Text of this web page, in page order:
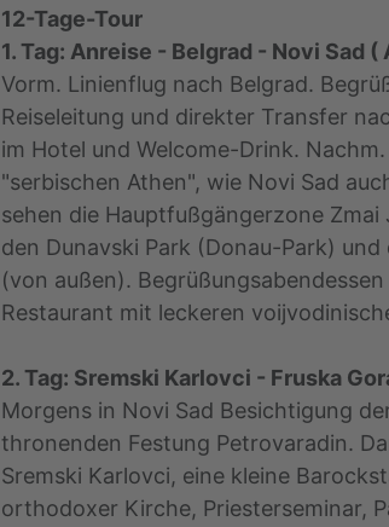
12-Tage-Tour
1. Tag: Anreise - Belgrad - Novi Sad (
Vorm. Linienflug nach Belgrad.
Reiseleitung und direkter Transfer
im Hotel und Welcome-Drink.
"serbischen Athen", wie Novi Sad
sehen die Hauptfußgängerzone Zmai
den Dunavski Park (Donau-Park)
(von außen).
Restaurant mit leckeren
2. Tag: Sremski Karlovci - Fruska
Morgens in Novi Sad Besichtigung
thronenden Festung Petrovaradin.
Sremski Karlovci, eine kleine
orthodoxer Kirche, Priesterseminar,